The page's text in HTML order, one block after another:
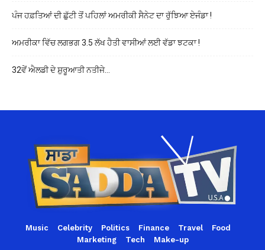
ਪੰਜ ਹਫ਼ਤਿਆਂ ਦੀ ਛੁੱਟੀ ਤੋਂ ਪਹਿਲਾਂ ਅਮਰੀਕੀ ਸੈਨੇਟ ਦਾ ਰੁੱਝਿਆ ਏਜੰਡਾ !
ਅਮਰੀਕਾ ਵਿੱਚ ਲਗਭਗ 3.5 ਲੱਖ ਹੈਤੀ ਵਾਸੀਆਂ ਲਈ ਵੱਡਾ ਝਟਕਾ !
32ਵੇਂ ਐਲਡੀ ਦੇ ਸ਼ੁਰੂਆਤੀ ਨਤੀਜੇ…
Music Celebrity Politics Finance Travel
Food
Marketing
Tech Make-up